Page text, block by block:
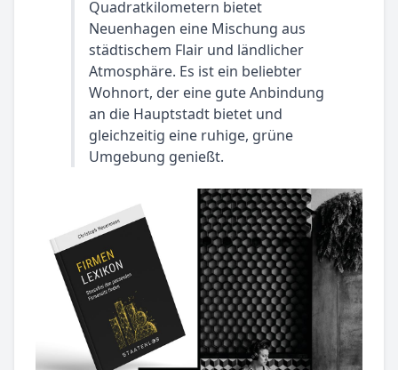
Quadratkilometern bietet
Neuenhagen eine Mischung aus
städtischem Flair und ländlicher
Atmosphäre. Es ist ein beliebter
Wohnort, der eine gute Anbindung
an die Hauptstadt bietet und
gleichzeitig eine ruhige, grüne
Umgebung genießt.